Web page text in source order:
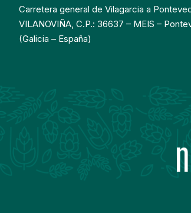
Carretera general de Vilagarcia a
VILANOVIÑA, C.P.: 36637 – MEIS –
(Galicia – España)